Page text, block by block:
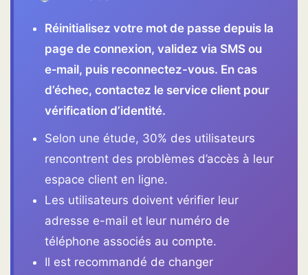
Réinitialisez votre mot de passe depuis la
page de connexion, validez via SMS ou
e‑mail, puis reconnectez-vous. En cas
d’échec, contactez le service client pour
vérification d’identité.
Selon une étude, 30% des utilisateurs
rencontrent des problèmes d’accès à leur
espace client en ligne.
Les utilisateurs doivent vérifier leur
adresse e-mail et leur numéro de
téléphone associés au compte.
Il est recommandé de changer